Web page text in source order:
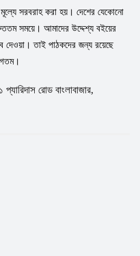
সরবরাহ করা হয়। দেশের যেকোনো
সময়ে। আমাদের উদ্দেশ্য বইয়ের
দেওয়া। তাই পাঠকদের জন্য রয়েছে
রোড বাংলাবাজার,